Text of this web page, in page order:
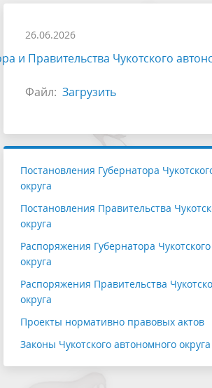
26.06.2026
и Правительства Чукотского
Файл: Загрузить
Постановления Губернатора
округа
Постановления Правительства
округа
Распоряжения Губернатора
округа
Распоряжения Правительства
округа
Проекты нормативно правовых актов
Законы Чукотского автономного округа